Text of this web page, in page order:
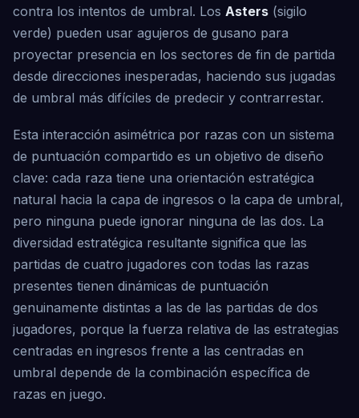
contra los intentos de umbral. Los Asters (sigilo
verde) pueden usar agujeros de gusano para
proyectar presencia en los sectores de fin de partida
desde direcciones inesperadas, haciendo sus jugadas
de umbral más difíciles de predecir y contrarrestar.
Esta interacción asimétrica por razas con un sistema
de puntuación compartido es un objetivo de diseño
clave: cada raza tiene una orientación estratégica
natural hacia la capa de ingresos o la capa de umbral,
pero ninguna puede ignorar ninguna de las dos. La
diversidad estratégica resultante significa que las
partidas de cuatro jugadores con todas las razas
presentes tienen dinámicas de puntuación
genuinamente distintas a las de las partidas de dos
jugadores, porque la fuerza relativa de las estrategias
centradas en ingresos frente a las centradas en
umbral depende de la combinación específica de
razas en juego.